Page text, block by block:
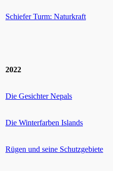
Schiefer Turm: Naturkraft
2022
Die Gesichter Nepals
Die Winterfarben Islands
Rügen und seine Schutzgebiete